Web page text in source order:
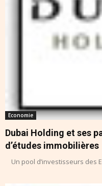
Economie
Dubai Holding et ses
d’études immobilières
Un pool d’investisseurs des